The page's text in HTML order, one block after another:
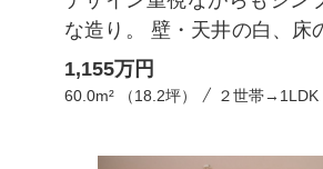
な造り。 壁・天井の白、床
で清潔感と明るさを。
1,155万円
60.0m² （18.2坪） ２世帯→1LDK